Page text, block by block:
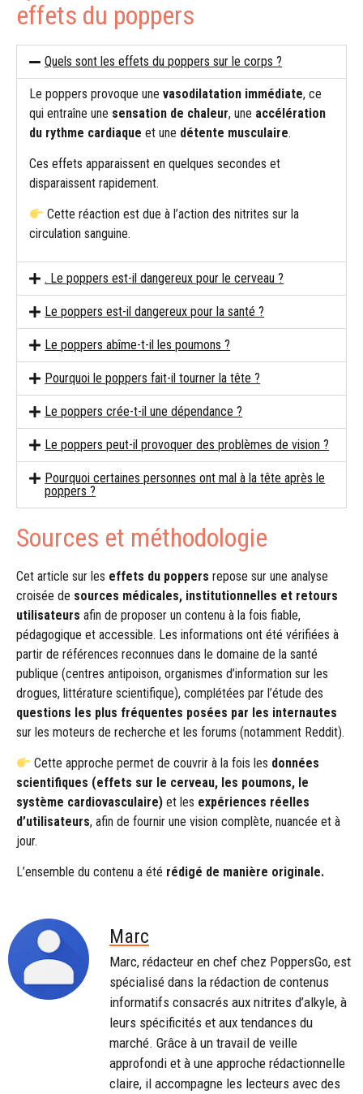
effets du poppers
Quels sont les effets du poppers sur le corps ?
Le poppers provoque une vasodilatation immédiate, ce
qui entraîne une sensation de chaleur, une accélération
du rythme cardiaque et une détente musculaire.
Ces effets apparaissent en quelques secondes et
disparaissent rapidement.
Cette réaction est due à l’action des nitrites sur la
circulation sanguine.
. Le poppers est-il dangereux pour le cerveau ?
Le poppers est-il dangereux pour la santé ?
Le poppers abîme-t-il les poumons ?
Pourquoi le poppers fait-il tourner la tête ?
Le poppers crée-t-il une dépendance ?
Le poppers peut-il provoquer des problèmes de vision ?
Pourquoi certaines personnes ont mal à la tête après le
poppers ?
Sources et méthodologie
Cet article sur les effets du poppers repose sur une analyse
croisée de sources médicales, institutionnelles et retours
utilisateurs afin de proposer un contenu à la fois fiable,
pédagogique et accessible. Les informations ont été vérifiées à
partir de références reconnues dans le domaine de la santé
publique (centres antipoison, organismes d’information sur les
drogues, littérature scientifique), complétées par l’étude des
questions les plus fréquentes posées par les internautes
sur les moteurs de recherche et les forums (notamment Reddit).
Cette approche permet de couvrir à la fois les données
scientifiques (effets sur le cerveau, les poumons, le
système cardiovasculaire) et les expériences réelles
d’utilisateurs, afin de fournir une vision complète, nuancée et à
jour.
L’ensemble du contenu a été rédigé de manière originale.
Marc
Marc, rédacteur en chef chez PoppersGo, est
spécialisé dans la rédaction de contenus
informatifs consacrés aux nitrites d’alkyle, à
leurs spécificités et aux tendances du
marché. Grâce à un travail de veille
approfondi et à une approche rédactionnelle
claire, il accompagne les lecteurs avec des